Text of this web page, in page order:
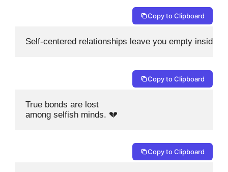
Copy to Clipboard
Self-centered relationships leave you empty inside.
Copy to Clipboard
True bonds are lost
among selfish minds. 💔
Copy to Clipboard